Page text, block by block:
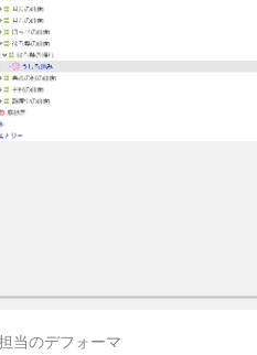
当のデフォーマ